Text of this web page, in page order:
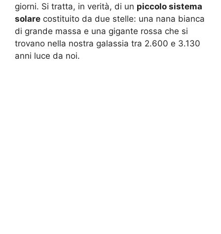
giorni. Si tratta, in verità, di un piccolo sistema
solare costituito da due stelle: una nana bianca
di grande massa e una gigante rossa che si
trovano nella nostra galassia tra 2.600 e 3.130
anni luce da noi.